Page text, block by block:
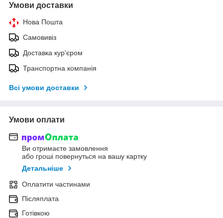
Умови доставки
Нова Пошта
Самовивіз
Доставка кур'єром
Транспортна компанія
Всі умови доставки
Умови оплати
Ви отримаєте замовлення
або гроші повернуться на вашу картку
Детальніше
Оплатити частинами
Післяплата
Готівкою